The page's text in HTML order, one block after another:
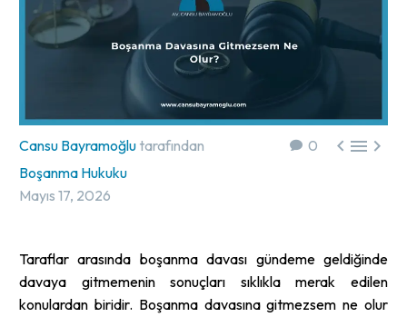
0 
Cansu Bayramoğlu tarafından
Boşanma Hukuku
Mayıs 17, 2026
Taraflar arasında boşanma davası gündeme geldiğinde
davaya gitmemenin sonuçları sıklıkla merak edilen
konulardan biridir. Boşanma davasına gitmezsem ne olur